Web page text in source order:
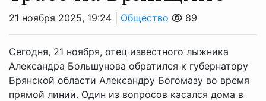
21 ноября 2025, 19:24 | Общество 89
Сегодня, 21 ноября, отец известного лыжника
Александра Большунова обратился к губернатору
Брянской области Александру Богомазу во время
прямой линии. Один из вопросов касался дома в